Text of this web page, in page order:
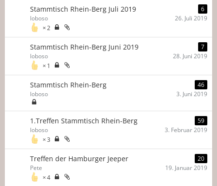
Stammtisch Rhein-Berg Juli 2019 6
2
loboso 26. Juli 2019
Stammtisch Rhein-Berg Juni 2019 7
1
loboso 28. Juni 2019
Stammtisch Rhein-Berg
46
loboso
3. Juni 2019
1.Treffen Stammtisch Rhein-Berg 59
3
loboso 3. Februar 2019
Treffen der Hamburger Jeeper 20
4
Pete 19. Januar 2019